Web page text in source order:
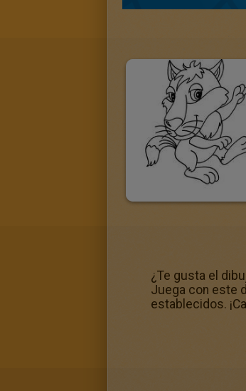
¿Te gusta el
Juega con este
establecidos.